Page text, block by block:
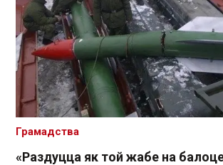
«Раздуцца як той жабе на
Грамадства